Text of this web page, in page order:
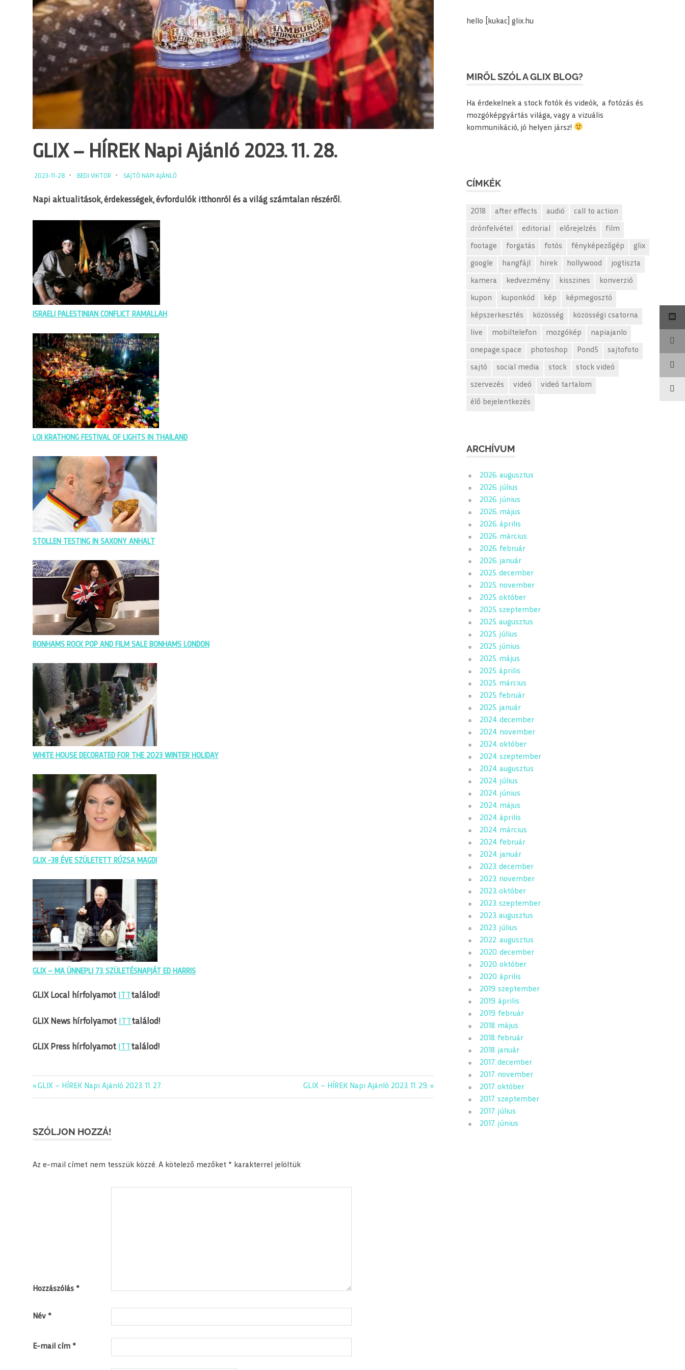
GLIX – HÍREK Napi Ajánló 2023. 11. 28.
2023-11-28 BEDI VIKTOR SAJTÓ NAPI AJÁNLÓ
Napi aktualitások, érdekességek, évfordulók itthonról és a világ számtalan részéről.
ISRAELI PALESTINIAN CONFLICT RAMALLAH
LOI KRATHONG FESTIVAL OF LIGHTS IN THAILAND
STOLLEN TESTING IN SAXONY ANHALT
BONHAMS ROCK POP AND FILM SALE BONHAMS LONDON
WHITE HOUSE DECORATED FOR THE 2023 WINTER HOLIDAY
GLIX -38 ÉVE SZÜLETETT RÚZSA MAGDI
GLIX – MA ÜNNEPLI 73. SZÜLETÉSNAPJÁT ED HARRIS
GLIX Local hírfolyamot találod!
GLIX News hírfolyamot ITTtalálod!
GLIX Press hírfolyamot találod!
editorial
glix
Bejegyzés
Previous
Post:
GLIX – HÍREK Napi Ajánló 2023. 11. 27.
Next
Post:
GLIX – HÍREK Napi Ajánló 2023. 11. 29.
SZÓLJON HOZZÁ!
Az e-mail címet nem tesszük közzé. A kötelező mezőket * karakterrel jelöltük
Hozzászólás *
Név *
E-mail cím *
hello [kukac] glix.hu
MIRŐL SZÓL A GLIX BLOG?
Ha érdekelnek a stock fotók és videók, a fotózás és
mozgóképgyártás világa, vagy a vizuális
kommunikáció, jó helyen jársz!
CÍMKÉK
2018 after effects audió call to action
drónfelvétel editorial előrejelzés film
footage forgatás fotós fényképezőgép glix
google hangfájl hirek hollywood jogtiszta
kamera kedvezmény kisszines konverzió
kupon kuponkód kép képmegosztó
képszerkesztés közösség közösségi csatorna
live mobiltelefon mozgókép napiajanlo
onepage.space photoshop Pond5 sajtofoto
sajtó social media stock stock videó
szervezés videó videó tartalom
élő bejelentkezés
ARCHÍVUM
2026. augusztus
2026. július
2026. június
2026. május
2026. április
2026. március
2026. február
2026. január
2025. december
2025. november
2025. október
2025. szeptember
2025. augusztus
2025. július
2025. június
2025. május
2025. április
2025. március
2025. február
2025. január
2024. december
2024. november
2024. október
2024. szeptember
2024. augusztus
2024. július
2024. június
2024. május
2024. április
2024. március
2024. február
2024. január
2023. december
2023. november
2023. október
2023. szeptember
2023. augusztus
2023. július
2022. augusztus
2020. december
2020. október
2020. április
2019. szeptember
2019. április
2019. február
2018. május
2018. február
2018. január
2017. december
2017. november
2017. október
2017. szeptember
2017. július
2017. június